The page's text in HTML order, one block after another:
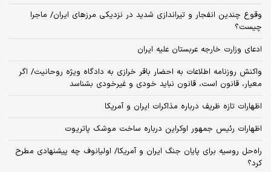
وقوع چندین انفجار و تیراندازی شدید در نزدیکی مرز‌های ایران/ ماجرا
چیست؟
ادعای وزارت خارجه عربستان علیه ایران
واکنش روزنامه اطلاعات به احضار باقر خرازی به دادگاه ویژه روحانیت/ اگر
معیار، قانون است، قانون نباید خودی و غیرخودی بشناسد
اظهارات تازه ظریف درباره مذاکرات ایران و آمریکا
اظهارات رئیس جمهور اوکراین درباره ساخت موشک پاتریوت
راه‌حل روسیه برای پایان جنگ ایران و آمریکا/ اولیانوف چه پیشنهادی مطرح
کرد؟